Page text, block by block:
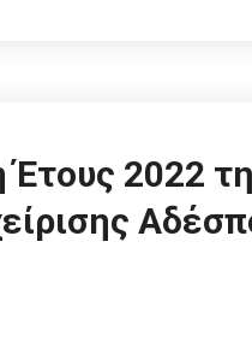
Έτους 2022